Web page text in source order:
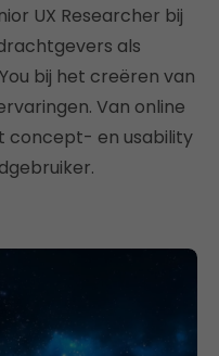
UX Researcher bij
als
bij het creëren van
Van online
concept- en usability